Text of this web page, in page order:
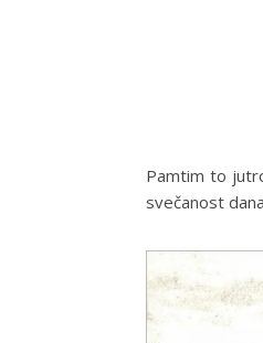
Pamtim to
svečanost